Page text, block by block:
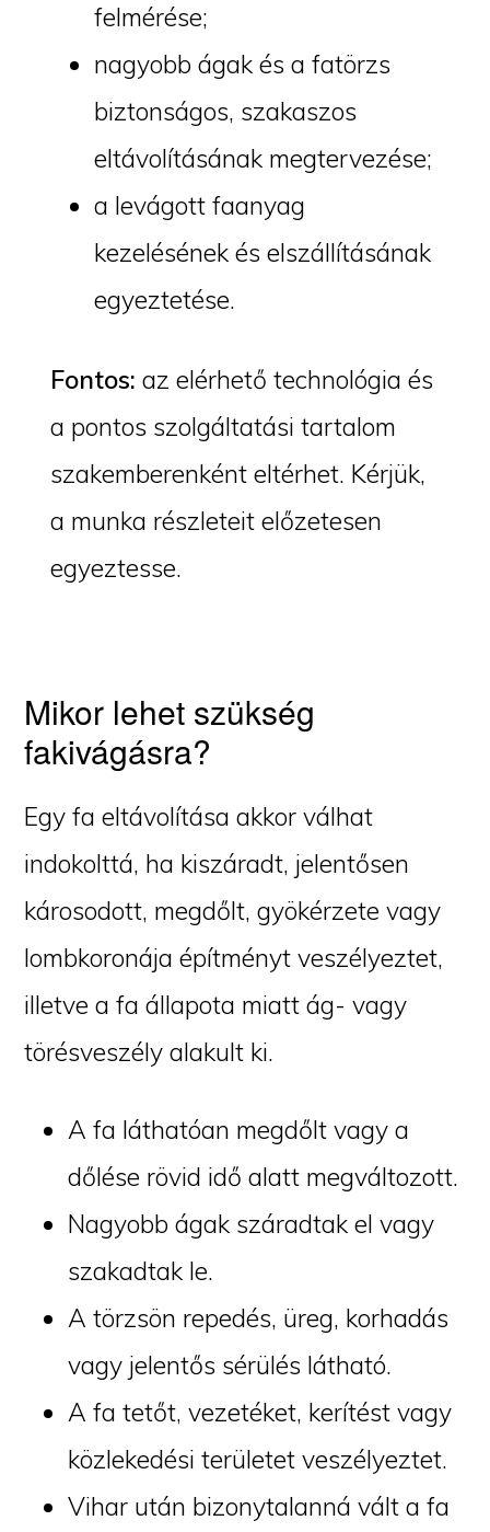
felmérése;
nagyobb ágak és a fatörzs
biztonságos, szakaszos
eltávolításának megtervezése;
a levágott faanyag
kezelésének és elszállításának
egyeztetése.
Fontos: az elérhető technológia és
a pontos szolgáltatási tartalom
szakemberenként eltérhet. Kérjük,
a munka részleteit előzetesen
egyeztesse.
Mikor lehet szükség
fakivágásra?
Egy fa eltávolítása akkor válhat
indokolttá, ha kiszáradt, jelentősen
károsodott, megdőlt, gyökérzete vagy
lombkoronája építményt veszélyeztet,
illetve a fa állapota miatt ág- vagy
törésveszély alakult ki.
A fa láthatóan megdőlt vagy a
dőlése rövid idő alatt megváltozott.
Nagyobb ágak száradtak el vagy
szakadtak le.
A törzsön repedés, üreg, korhadás
vagy jelentős sérülés látható.
A fa tetőt, vezetéket, kerítést vagy
közlekedési területet veszélyeztet.
Vihar után bizonytalanná vált a fa